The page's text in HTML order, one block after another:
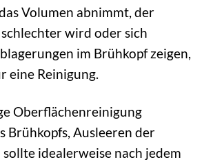
Volumen abnimmt, der
wird oder sich
im Brühkopf zeigen,
eine Reinigung.
Oberflächenreinigung
Brühkopfs, Ausleeren der
idealerweise nach jedem